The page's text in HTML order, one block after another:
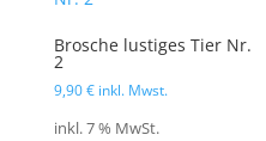
Brosche lustiges Tier Nr.
2
9,90€ inkl. Mwst.
inkl. 7 % MwSt.